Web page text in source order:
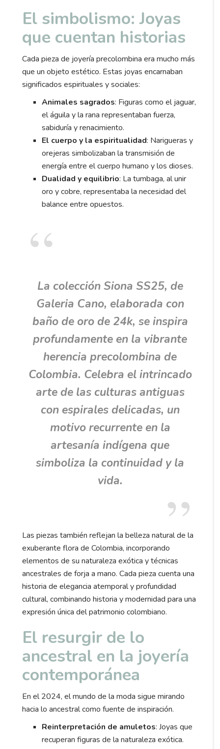
El simbolismo: Joyas
que cuentan historias
Cada pieza de joyería precolombina era mucho más
que un objeto estético. Estas joyas encarnaban
significados espirituales y sociales:
Animales sagrados: Figuras como el jaguar,
el águila y la rana representaban fuerza,
sabiduría y renacimiento.
El cuerpo y la espiritualidad: Narigueras y
orejeras simbolizaban la transmisión de
energía entre el cuerpo humano y los dioses.
Dualidad y equilibrio: La tumbaga, al unir
oro y cobre, representaba la necesidad del
balance entre opuestos.
La colección Siona SS25, de
Galeria Cano, elaborada con
baño de oro de 24k, se inspira
profundamente en la vibrante
herencia precolombina de
Colombia. Celebra el intrincado
arte de las culturas antiguas
con espirales delicadas, un
motivo recurrente en la
artesanía indígena que
simboliza la continuidad y la
vida.
Las piezas también reflejan la belleza natural de la
exuberante flora de Colombia, incorporando
elementos de su naturaleza exótica y técnicas
ancestrales de forja a mano. Cada pieza cuenta una
historia de elegancia atemporal y profundidad
cultural, combinando historia y modernidad para una
expresión única del patrimonio colombiano.
El resurgir de lo
ancestral en la joyería
contemporánea
En el 2024, el mundo de la moda sigue mirando
hacia lo ancestral como fuente de inspiración.
Reinterpretación de amuletos: Joyas que
recuperan figuras de la naturaleza exótica.